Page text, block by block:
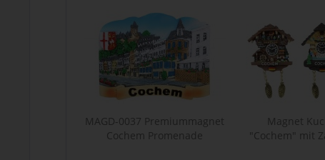
MAGD-0037 Premiummagnet
Cochem Promenade
Magnet
"Cochem" mit